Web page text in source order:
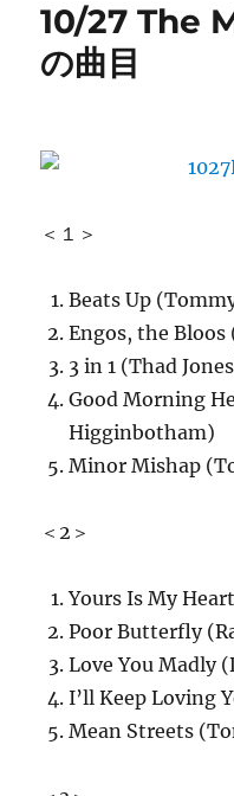
ー
10/27 The
の曲目
＜１＞
Beats Up
Engos, the
3 in 1 (Thad
Good Morning
Higginbotham)
Minor Mishap
＜2＞
Yours Is My
Poor Butterfly
Love You Madly
I’ll Keep Loving
Mean Streets